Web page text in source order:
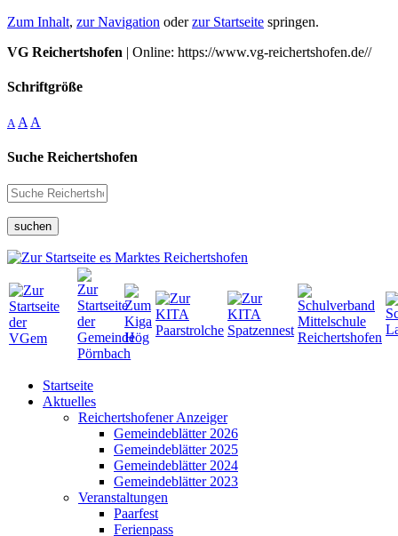
Zum Inhalt, zur Navigation oderzur Startseite springen.
VG Reichertshofen | Online: https://www.vg-reichertshofen.de//
Schriftgröße
A A A
Suche Reichertshofen
suchen
Startseite
Aktuelles
Reichertshofener Anzeiger
Gemeindeblätter 2026
Gemeindeblätter 2025
Gemeindeblätter 2024
Gemeindeblätter 2023
Veranstaltungen
Paarfest
Ferienpass